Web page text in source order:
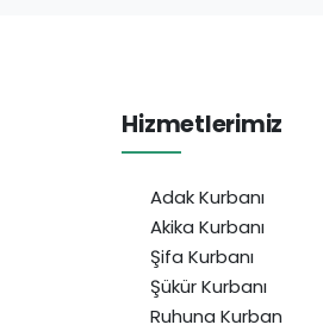
Hizmetlerimiz
Adak Kurbanı
Akika Kurbanı
Şifa Kurbanı
Şükür Kurbanı
Ruhuna Kurban